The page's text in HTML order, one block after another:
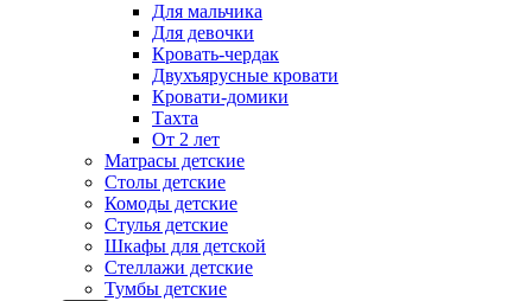
Для мальчика
Для девочки
Кровать-чердак
Двухъярусные кровати
Кровати-домики
Тахта
От 2 лет
Матрасы детские
Столы детские
Комоды детские
Стулья детские
Шкафы для детской
Стеллажи детские
Тумбы детские